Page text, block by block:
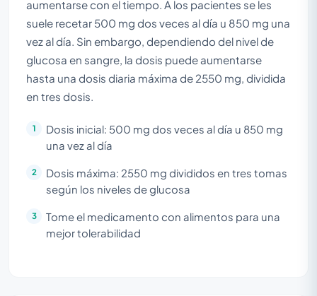
aumentarse con el tiempo. A los pacientes se les
suele recetar 500 mg dos veces al día u 850 mg una
vez al día. Sin embargo, dependiendo del nivel de
glucosa en sangre, la dosis puede aumentarse
hasta una dosis diaria máxima de 2550 mg, dividida
en tres dosis.
Dosis inicial: 500 mg dos veces al día u 850 mg
una vez al día
Dosis máxima: 2550 mg divididos en tres tomas
según los niveles de glucosa
Tome el medicamento con alimentos para una
mejor tolerabilidad